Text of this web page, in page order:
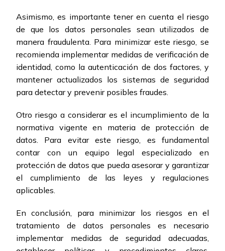
Asimismo, es importante tener en cuenta el riesgo
de que los datos personales sean utilizados de
manera fraudulenta. Para minimizar este riesgo, se
recomienda implementar medidas de verificación de
identidad, como la autenticación de dos factores, y
mantener actualizados los sistemas de seguridad
para detectar y prevenir posibles fraudes.
Otro riesgo a considerar es el incumplimiento de la
normativa vigente en materia de protección de
datos. Para evitar este riesgo, es fundamental
contar con un equipo legal especializado en
protección de datos que pueda asesorar y garantizar
el cumplimiento de las leyes y regulaciones
aplicables.
En conclusión, para minimizar los riesgos en el
tratamiento de datos personales es necesario
implementar medidas de seguridad adecuadas,